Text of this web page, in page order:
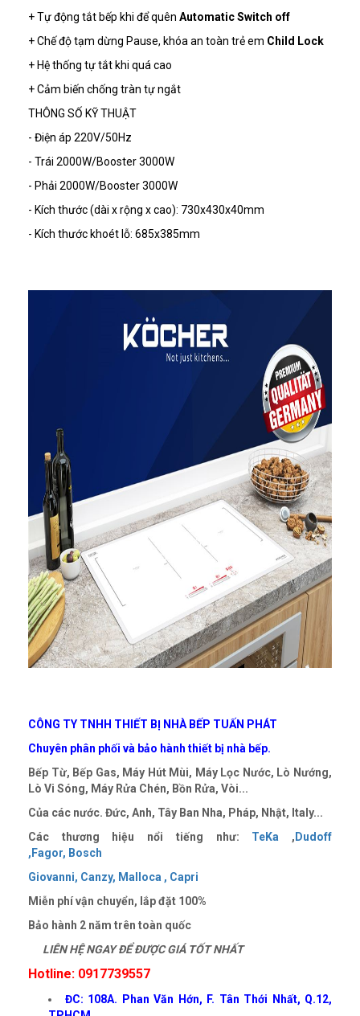
+ Tự động tắt bếp khi để quên Automatic Switch off
+ Chế độ tạm dừng Pause, khóa an toàn trẻ em Child Lock
+ Hệ thống tự tắt khi quá cao
+ Cảm biến chống tràn tự ngắt
THÔNG SỐ KỸ THUẬT
- Điện áp 220V/50Hz
- Trái 2000W/Booster 3000W
- Phải 2000W/Booster 3000W
- Kích thước (dài x rộng x cao): 730x430x40mm
- Kích thước khoét lỗ: 685x385mm
CÔNG TY TNHH THIẾT BỊ NHÀ BẾP TUẤN PHÁT
Chuyên phân phối và bảo hành thiết bị nhà bếp.
Bếp Từ, Bếp Gas, Máy Hút Mùi, Máy Lọc Nước, Lò Nướng,
Lò Vi Sóng, Máy Rửa Chén, Bồn Rửa, Vòi...
Của các nước. Đức, Anh, Tây Ban Nha, Pháp, Nhật, Italy...
Các thương hiệu nổi tiếng như: TeKa , Dudoff
, Fagor, Bosch
Giovanni, Canzy, Malloca , Capri
Miễn phí vận chuyển, lắp đặt 100%
Bảo hành 2 năm trên toàn quốc
LIÊN HỆ NGAY ĐỂ ĐƯỢC GIÁ TỐT NHẤT
Hotline: 0917739557
ĐC: 108A. Phan Văn Hớn, F. Tân Thới Nhất, Q.12,